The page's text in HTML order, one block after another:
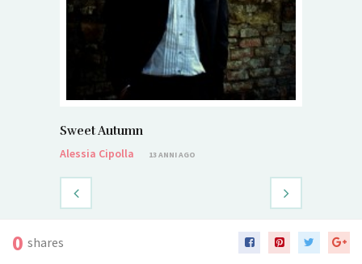
Sweet Autumn
Alessia Cipolla
13 ANNI AGO
0 shares